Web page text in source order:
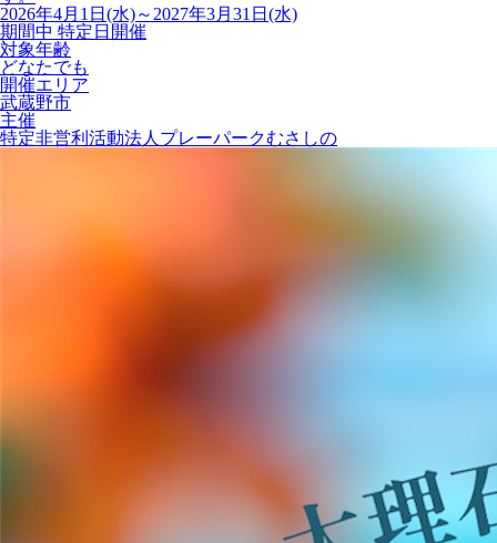
2026年4月1日(水)～2027年3月31日(水)
期間中 特定日開催
対象年齢
どなたでも
開催エリア
武蔵野市
主催
特定非営利活動法人プレーパークむさしの